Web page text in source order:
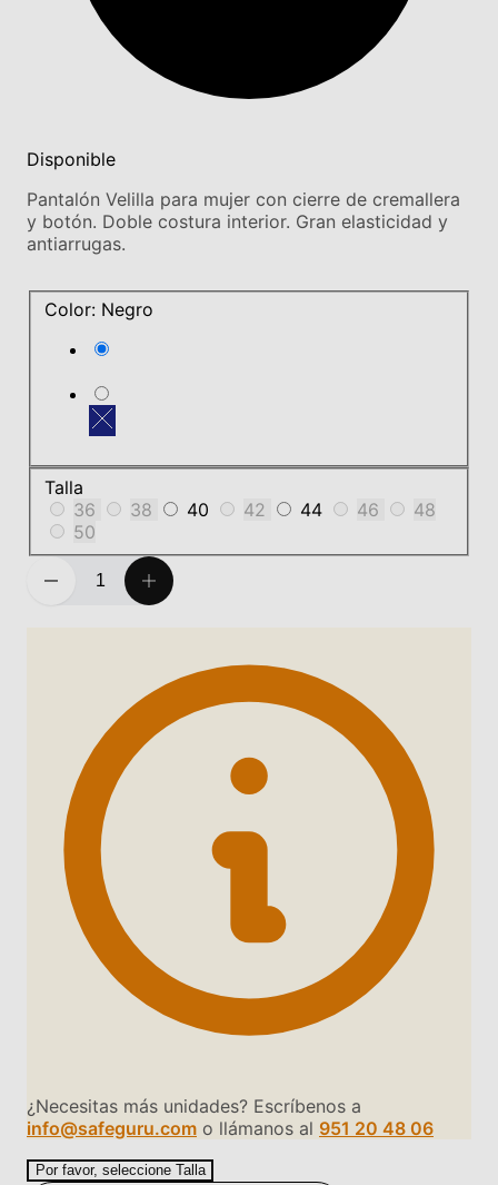
Disponible
Pantalón Velilla para mujer con cierre de cremallera
y botón. Doble costura interior. Gran elasticidad y
antiarrugas.
Color: Negro
Talla
36
38 40 42 44 46
48
50
¿Necesitas más unidades? Escríbenos a
info@safeguru.com o llámanos al 951 20 48 06
Por favor, seleccione Talla